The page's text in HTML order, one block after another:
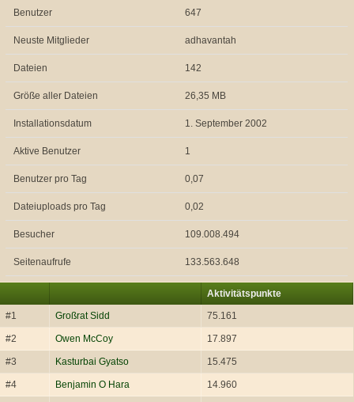
Benutzer 647
Neuste Mitglieder adhavantah
Dateien 142
Größe aller Dateien 26,35 MB
Installationsdatum 1. September 2002
Aktive Benutzer 1
Benutzer pro Tag 0,07
Dateiuploads pro Tag 0,02
Besucher 109.008.494
Seitenaufrufe 133.563.648
Aktivitätspunkte
#1 Großrat Sidd 75.161
#2 Owen McCoy 17.897
#3 Kasturbai Gyatso 15.475
#4 Benjamin O Hara 14.960